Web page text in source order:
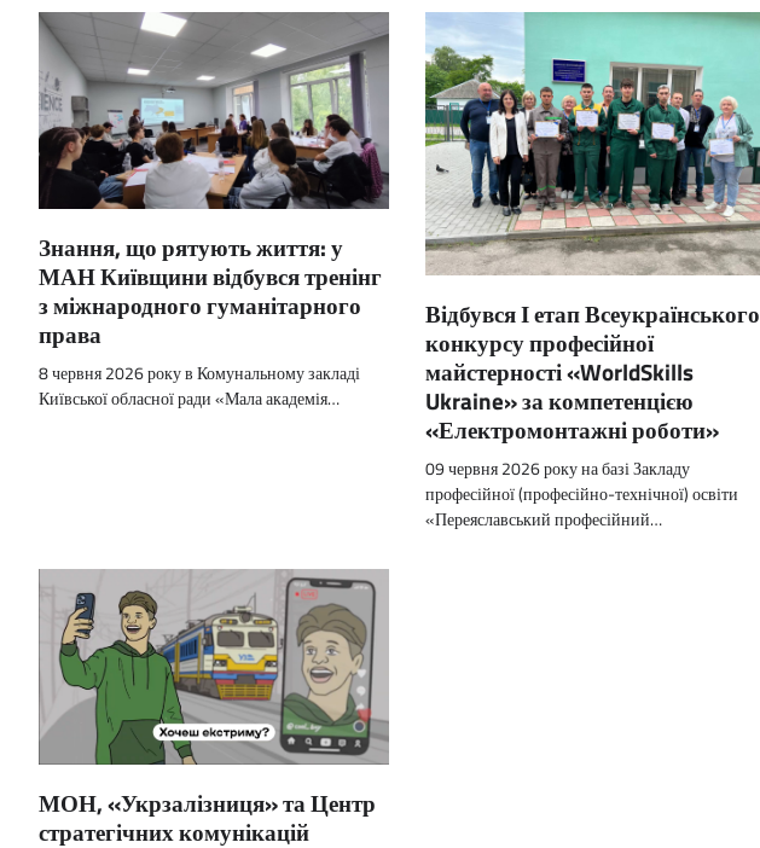
Знання, що рятують життя: у
МАН Київщини відбувся тренінг
з міжнародного гуманітарного
права
8 червня 2026 року в Комунальному закладі
Київської обласної ради «Мала академія…
Відбувся І етап Всеукраїнського
конкурсу професійної
майстерності «WorldSkills
Ukraine» за компетенцією
«Електромонтажні роботи»
09 червня 2026 року на базі Закладу
професійної (професійно-технічної) освіти
«Переяславський професійний…
МОН, «Укрзалізниця» та Центр
стратегічних комунікацій